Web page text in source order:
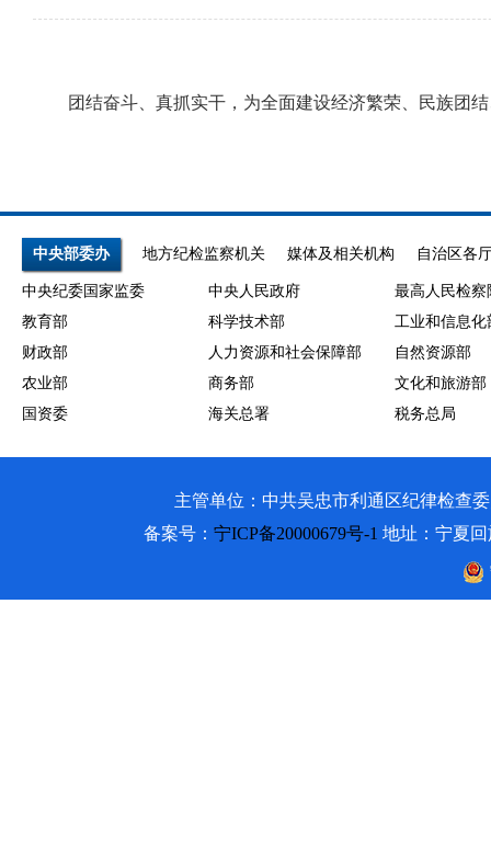
团结奋斗、真抓实干，为全面建设经济繁荣、民族团结
中央部委办 地方纪检监察机关 媒体及相关机构 自治区各
中央纪委国家监委 中央人民政府
最高人民检察
教育部
科学技术部
工业和信息化
财政部
人力资源和社会保障部
自然资源部
农业部
商务部
文化和旅游部
国资委
海关总署 税务总局
主管单位：中共吴忠市利通区纪律检查
备案号： 宁ICP备20000679号-1 地址：宁夏